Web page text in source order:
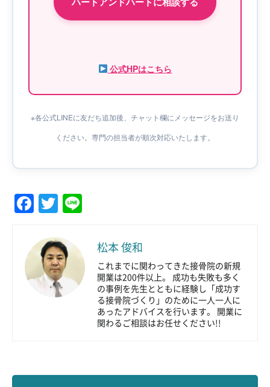
公式HPはこちら
※各公式LINEに友だち追加後、チャット欄にメッセージをお送り
ください。専門の担当者が順次対応いたします。
Facebook
Twitter
松本 俊和
これまでに関わってきた接骨院の新規
開業は200件以上。 成功も失敗も多く
の事例を先生とともに経験し「成功す
る接骨院づくり」のために一人一人に
あったアドバイスを行います。 開業に
関わるご相談はお任せください!!